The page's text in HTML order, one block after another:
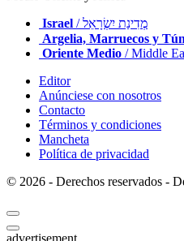
Israel
/ מְדִינַת יִשְׂרָאֵל
Argelia, Marruecos y
Oriente Medio / Middle
Editor
Anúnciese con nosotros
Contacto
Términos y condiciones
Mancheta
Política de privacidad
© 2026 - Derechos reservados -